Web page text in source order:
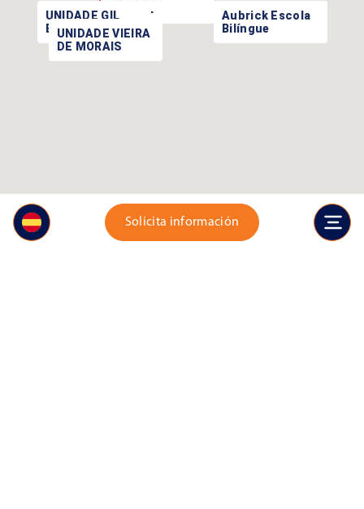
Solicita información
MACIEL
UNIDADE GIL
EANES
UNIDADE VIEIRA
DE MORAIS
Aubrick Escola
Bilíngue